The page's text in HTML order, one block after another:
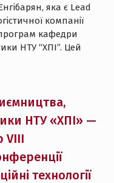
яка є Lead
компанії
програм кафедри
НТУ “ХПІ”. Цей
НТУ «ХПІ» —
VIII
технології